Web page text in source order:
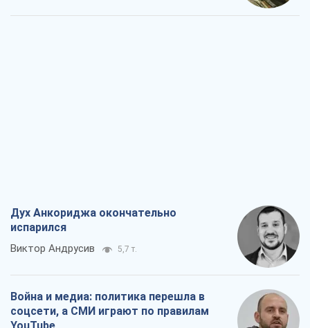
Дух Анкориджа окончательно
испарился
Виктор Андрусив 5,7 т.
Война и медиа: политика перешла в
соцсети, а СМИ играют по правилам